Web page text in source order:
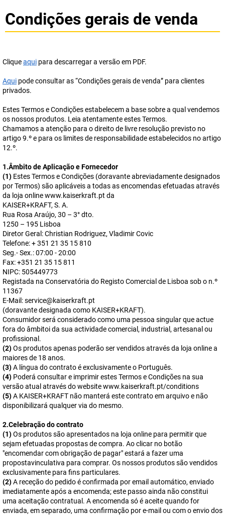
Condições gerais de venda
Cliqueaqui para descarregar a versão em PDF.
Aqui pode consultar as “Condições gerais de venda” para clientes
privados.
Estes Termos e Condições estabelecem a base sobre a qual vendemos
os nossos produtos. Leia atentamente estes Termos.
Chamamos a atenção para o direito de livre resolução previsto no
artigo 9.º e para os limites de responsabilidade estabelecidos no artigo
12.º.
1.Âmbito de Aplicação e Fornecedor
(1) Estes Termos e Condições (doravante abreviadamente designados
por Termos) são aplicáveis a todas as encomendas efetuadas através
da loja online www.kaiserkraft.pt da
KAISER+KRAFT, S. A.
Rua Rosa Araújo, 30 – 3° dto.
1250 – 195 Lisboa
Diretor Geral: Christian Rodriguez, Vladimir Covic
Telefone: + 351 21 35 15 810
Seg.- Sex.: 07:00 - 20:00
Fax: +351 21 35 15 811
NIPC: 505449773
Registada na Conservatória do Registo Comercial de Lisboa sob o n.º
11367
E-Mail: service@kaiserkraft.pt
(doravante designada como KAISER+KRAFT).
Consumidor será considerado como uma pessoa singular que actue
fora do âmbitoi da sua actividade comercial, industrial, artesanal ou
profissional.
(2)Os produtos apenas poderão ser vendidos através da loja online a
maiores de 18 anos.
(3)A língua do contrato é exclusivamente o Português.
(4) Poderá consultar e imprimir estes Termos e Condições na sua
versão atual através do website www.kaiserkraft.pt/conditions
(5)A KAISER+KRAFT não manterá este contrato em arquivo e não
disponibilizará qualquer via do mesmo.
2.Celebração do contrato
(1)Os produtos são apresentados na loja online para permitir que
sejam efetuadas propostas de compra. Ao clicar no botão
"encomendar com obrigação de pagar" estará a fazer uma
propostavinculativa para comprar. Os nossos produtos são vendidos
exclusivamente para fins particulares.
(2)A receção do pedido é confirmada por email automático, enviado
imediatamente após a encomenda; este passo ainda não constitui
uma aceitação contratual. A encomenda só é aceite quando for
enviada, em separado, uma confirmação por e-mail ou com o envio dos